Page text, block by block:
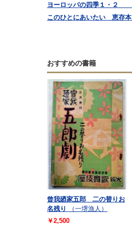
ヨーロッパの四季１・２
このひとにあいたい 恵存本
おすすめの書籍
曾我廼家五郎 二の替りお
名残り
（一堺漁人）
￥2,500